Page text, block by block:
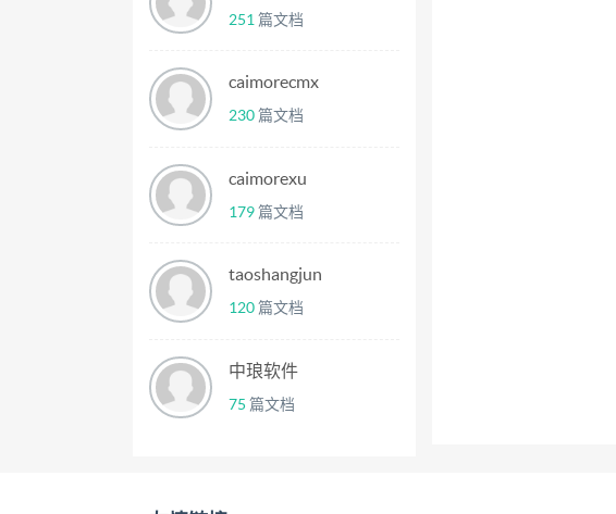
251 篇文档
caimorecmx
230篇文档
caimorexu
179篇文档
taoshangjun
120篇文档
中琅软件
75 篇文档